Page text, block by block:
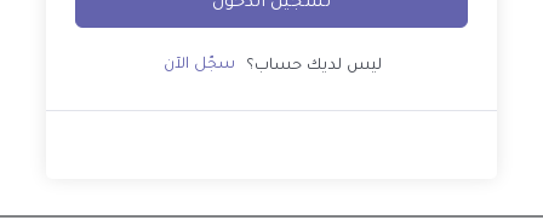
ليس لديك حساب؟ سجّل الآن